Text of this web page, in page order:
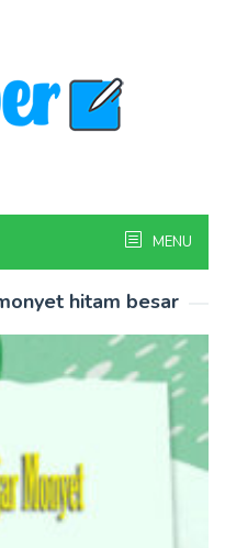
MENU
hitam besar